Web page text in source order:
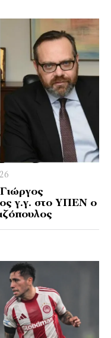
γ.γ. στο ΥΠΕΝ ο